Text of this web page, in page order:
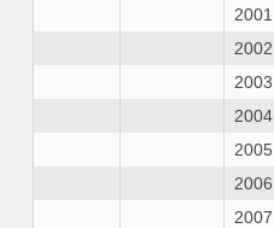
2001
2002
2003
2004
2005
2006
2007